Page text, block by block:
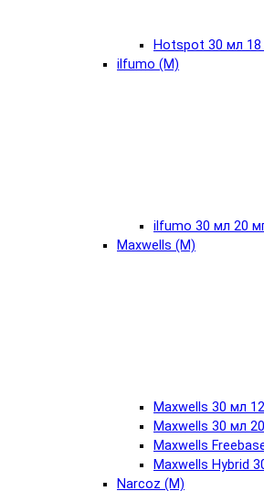
Hotspot 30 мл 18
ilfumo (М)
ilfumo 30 мл 20
Maxwells (М)
Maxwells 30 мл
Maxwells 30 мл
Maxwells
Maxwells Hybrid
Narcoz (М)